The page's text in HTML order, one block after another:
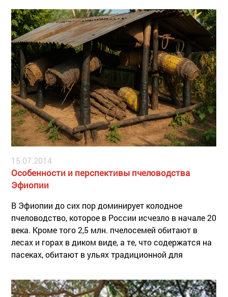
15.07.2014
Особенности и перспективы пчеловодства
Эфиопии
В Эфиопии до сих пор доминирует колодное
пчеловодство, которое в России исчезло в начале 20
века. Кроме того 2,5 млн. пчелосемей обитают в
лесах и горах в диком виде, а те, что содержатся на
пасеках, обитают в ульях традиционной для
тысячелетнюю историю.